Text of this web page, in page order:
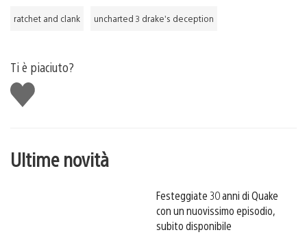
ratchet and clank uncharted 3 drake’s deception
Ti è piaciuto?
Mi
piace
Ultime novità
Festeggiate 30 anni di Quake
con un nuovissimo episodio,
subito disponibile